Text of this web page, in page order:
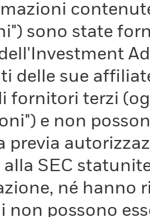
sono state
delle sue
fornitori terzi
e non
previa
SEC
né hanno
non possono